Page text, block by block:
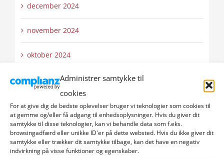
Administrer samtykke til
cookies
For at give dig de bedste oplevelser bruger vi teknologier som cookies til
at gemme og/eller få adgang til enhedsoplysninger. Hvis du giver dit
samtykke til disse teknologier, kan vi behandle data som f.eks.
browsingadfærd eller unikke ID'er på dette websted. Hvis du ikke giver dit
samtykke eller trækker dit samtykke tilbage, kan det have en negativ
indvirkning på visse funktioner og egenskaber.
december 2024
november 2024
oktober 2024
september 2024
august 2024
juli 2024
juni 2024